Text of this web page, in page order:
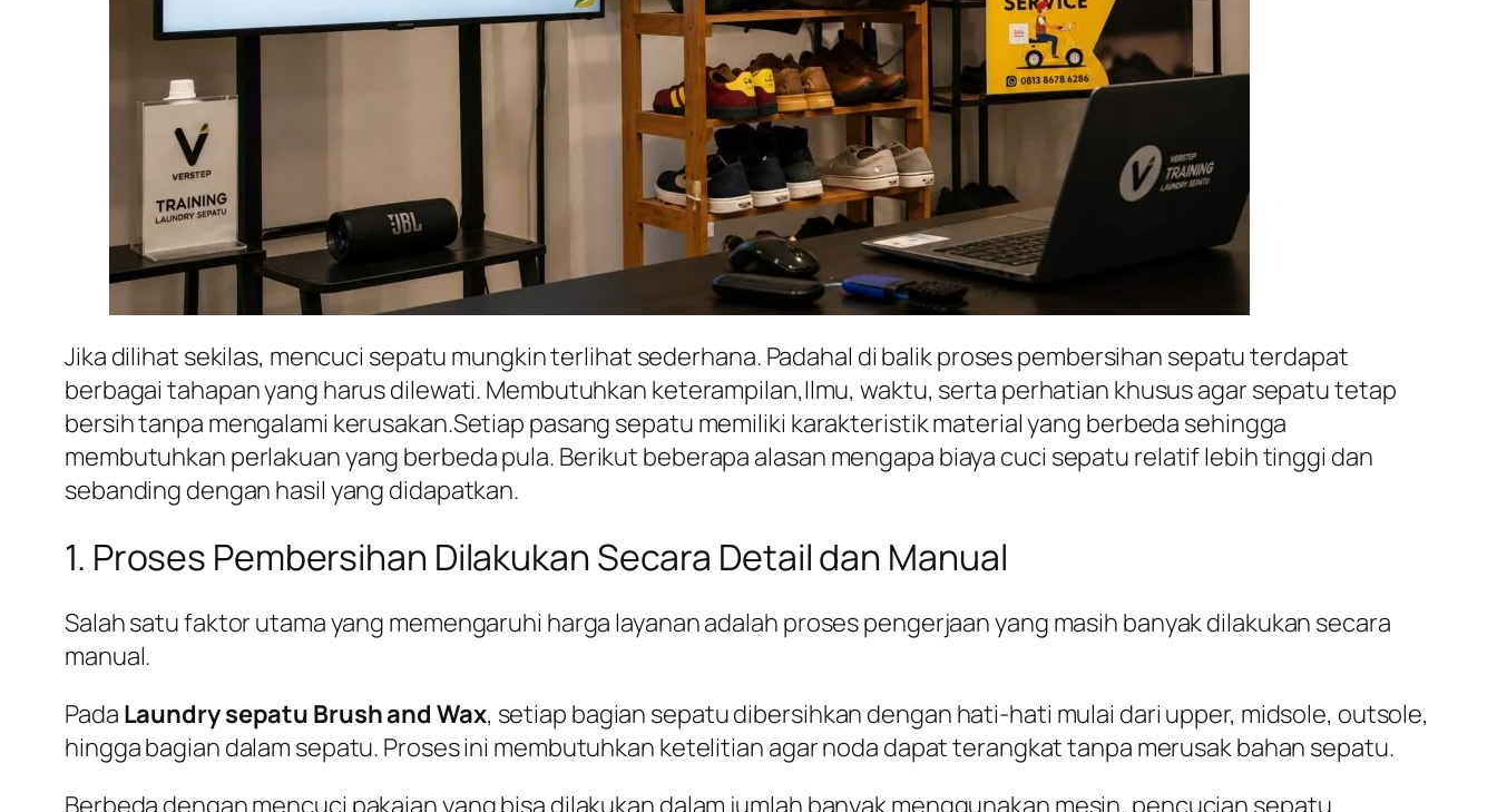
Jika dilihat sekilas, mencuci sepatu mungkin terlihat sederhana. Padahal di balik proses pembersihan sepatu terdapat
berbagai tahapan yang harus dilewati. Membutuhkan keterampilan,Ilmu, waktu, serta perhatian khusus agar sepatu tetap
bersih tanpa mengalami kerusakan.Setiap pasang sepatu memiliki karakteristik material yang berbeda sehingga
membutuhkan perlakuan yang berbeda pula. Berikut beberapa alasan mengapa biaya cuci sepatu relatif lebih tinggi dan
sebanding dengan hasil yang didapatkan.
1. Proses Pembersihan Dilakukan Secara Detail dan Manual
Salah satu faktor utama yang memengaruhi harga layanan adalah proses pengerjaan yang masih banyak dilakukan secara
manual.
Pada Laundry sepatu Brush and Wax, setiap bagian sepatu dibersihkan dengan hati-hati mulai dari upper, midsole, outsole,
hingga bagian dalam sepatu. Proses ini membutuhkan ketelitian agar noda dapat terangkat tanpa merusak bahan sepatu.